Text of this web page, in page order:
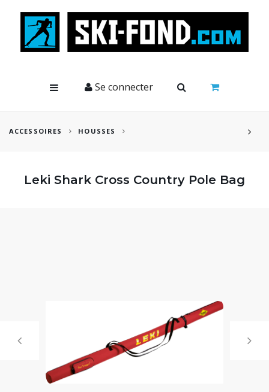
Se connecter
ACCESSOIRES HOUSSES
Leki Shark Cross Country Pole Bag